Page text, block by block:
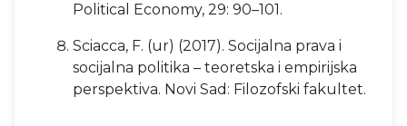
Political Economy, 29: 90–101.
Sciacca, F. (ur) (2017). Socijalna prava i
socijalna politika – teoretska i empirijska
perspektiva. Novi Sad: Filozofski fakultet.